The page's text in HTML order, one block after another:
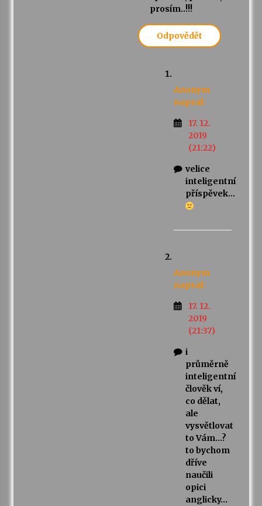
prosím..!!!
Odpovědět
Anonym
napsal:
17. 12.
2019
(21:22)
velice
inteligentní
příspěvek…
Anonym
napsal:
17. 12.
2019
(21:37)
i
průměrně
inteligentní
člověk ví,
co dělat,
ale
vysvětlovat
to Vám…?
to bychom
dříve
naučili
opici
anglicky…